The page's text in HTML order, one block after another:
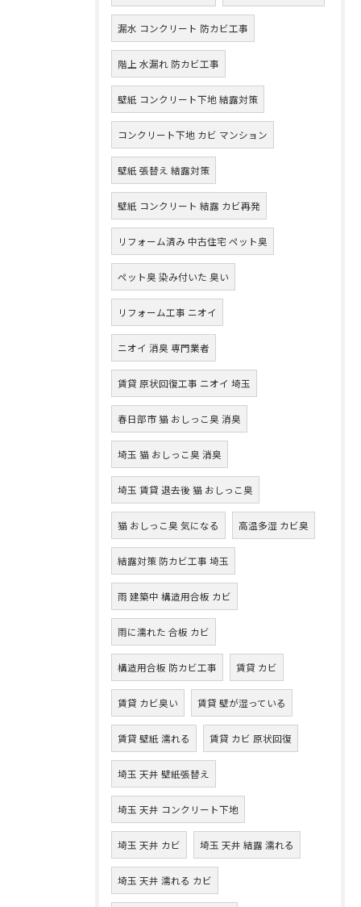
漏水 コンクリート 防カビ工事
階上 水漏れ 防カビ工事
壁紙 コンクリート下地 結露対策
コンクリート下地 カビ マンション
壁紙 張替え 結露対策
壁紙 コンクリート 結露 カビ再発
リフォーム済み 中古住宅 ペット臭
ペット臭 染み付いた 臭い
リフォーム工事 ニオイ
ニオイ 消臭 専門業者
賃貸 原状回復工事 ニオイ 埼玉
春日部市 猫 おしっこ臭 消臭
埼玉 猫 おしっこ臭 消臭
埼玉 賃貸 退去後 猫 おしっこ臭
猫 おしっこ臭 気になる 高温多湿 カビ臭
結露対策 防カビ工事 埼玉
雨 建築中 構造用合板 カビ
雨に濡れた 合板 カビ
構造用合板 防カビ工事 賃貸 カビ
賃貸 カビ臭い 賃貸 壁が湿っている
賃貸 壁紙 濡れる 賃貸 カビ 原状回復
埼玉 天井 壁紙張替え
埼玉 天井 コンクリート下地
埼玉 天井 カビ 埼玉 天井 結露 濡れる
埼玉 天井 濡れる カビ